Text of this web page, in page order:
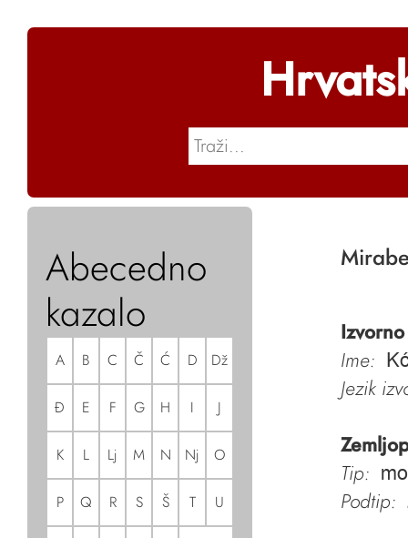
Abecedno
kazalo
A B C Č Ć D Dž
Đ E F G H I J
K L Lj M N Nj O
P Q R S Š T U
Ime:
Jezik
Tip:
Podtip: